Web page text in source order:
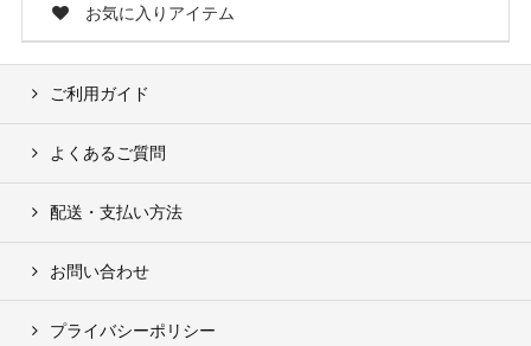
お気に入りアイテム
ご利用ガイド
よくあるご質問
配送・支払い方法
お問い合わせ
プライバシーポリシー